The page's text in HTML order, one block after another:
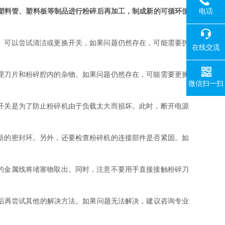
管、塑料板等制品进行粉碎后再加工，制成新的可循环使
尝试清洁或更换开关，如果问题仍然存在，可能需要拆
和粉碎腔内的杂物。如果问题仍然存在，可能需要更换
是为了防止粉碎机由于负载太大而损坏。此时，断开电源
密封环。另外，还要检查粉碎机的连接部件是否紧固。如
属线将堵塞物取出。同时，注意不要用手直接接触粉碎刀
尝试其他的解决方法。如果问题无法解决，建议咨询专业
电话
在线交流
微信扫一扫